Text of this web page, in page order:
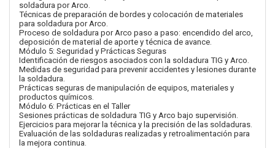
soldadura por Arco.
Técnicas de preparación de bordes y colocación de materiales
para soldadura por Arco.
Proceso de soldadura por Arco paso a paso: encendido del arco,
deposición de material de aporte y técnica de avance.
Módulo 5: Seguridad y Prácticas Seguras
Identificación de riesgos asociados con la soldadura TIG y Arco.
Medidas de seguridad para prevenir accidentes y lesiones durante
la soldadura.
Prácticas seguras de manipulación de equipos, materiales y
productos químicos.
Módulo 6: Prácticas en el Taller
Sesiones prácticas de soldadura TIG y Arco bajo supervisión.
Ejercicios para mejorar la técnica y la precisión de las soldaduras.
Evaluación de las soldaduras realizadas y retroalimentación para
la mejora continua.